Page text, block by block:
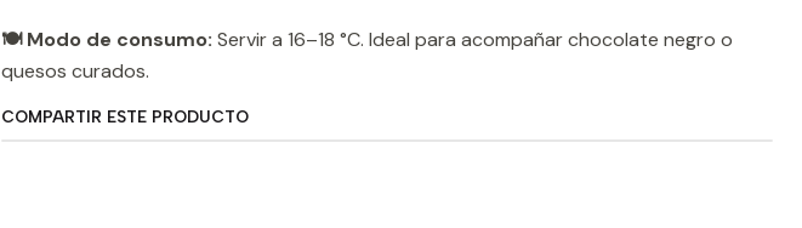
🍽️ Modo de consumo: Servir a 16–18 °C. Ideal para acompañar chocolate negro o
quesos curados.
COMPARTIR ESTE PRODUCTO